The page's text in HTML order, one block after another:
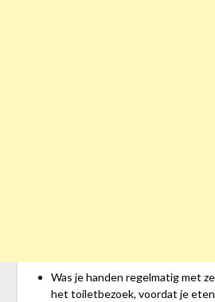
Was je handen regelmatig met
het toiletbezoek, voordat je